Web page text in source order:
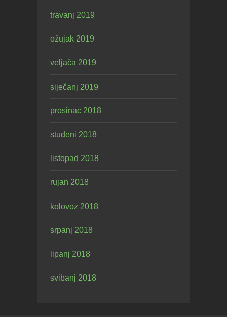
travanj 2019
ožujak 2019
veljača 2019
siječanj 2019
prosinac 2018
studeni 2018
listopad 2018
rujan 2018
kolovoz 2018
srpanj 2018
lipanj 2018
svibanj 2018